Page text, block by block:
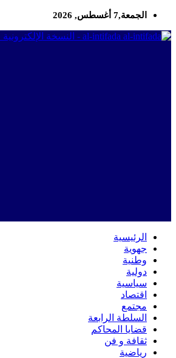
الجمعة,7 أغسطس, 2026
al-intifada - النسخة الإلكترونية لجريدة الانتفاضة
الرئيسية
جهوية
وطنية
دولية
سياسية
اقتصاد
مجتمع
السلطة الرابعة
قضايا المحاكم
ثقافة و فن
رياضية